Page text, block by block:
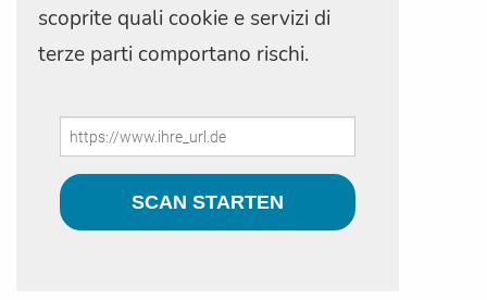
scoprite quali cookie e servizi di
terze parti comportano rischi.